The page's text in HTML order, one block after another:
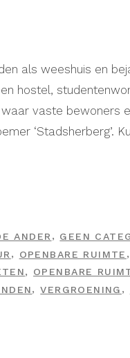
als weeshuis en
hostel,
vaste bewoners
‘Stadsherberg’.
ANDER , GEEN
, OPENBARE RUIMTE ,
, OPENBARE
,VERGROENING ,